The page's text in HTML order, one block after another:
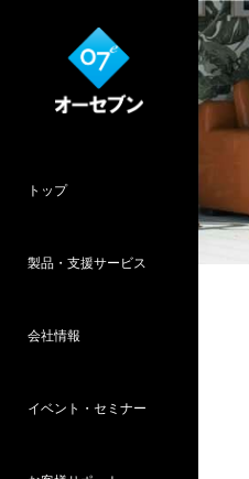
トップ
製品・支援サービス
会社情報
イベント・セミナー